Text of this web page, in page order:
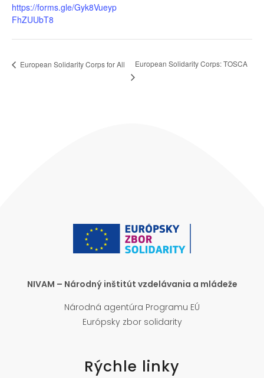
https://forms.gle/Gyk8Vueyp
FhZUUbT8
European Solidarity Corps for All European Solidarity Corps: TOSCA
NIVAM – Národný inštitút vzdelávania a mládeže
Národná agentúra Programu EÚ
Európsky zbor solidarity
Rýchle linky